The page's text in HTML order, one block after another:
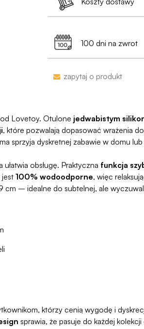
•Dyskrecja nawet
Jest już po 13:00?
99% przesyłek
min. 199 zł
100 dni na zwrot
proces jesy
zapytaj o produkt
Lovetoy. Otulone jedwabistym
, które pozwalają dopasować wrażenia
sprzyja dyskretnej zabawie w domu
obsługę. Praktyczna funkcja
100% wodoodporne, więc
cm – idealne do subtelnej, ale
którzy cenią wygodę i
sprawia, że pasuje do każdej